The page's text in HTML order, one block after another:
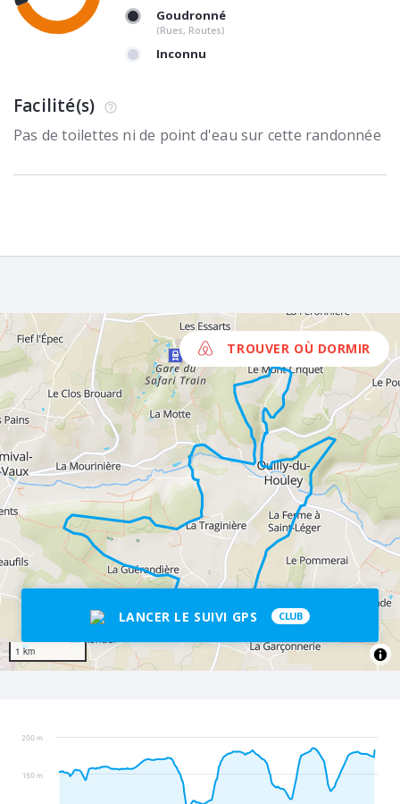
Goudronné
(Rues, Routes)
Inconnu
Facilité(s)
Pas de toilettes ni de point d'eau sur cette randonnée
1 km
TROUVER OÙ DORMIR
LANCER LE SUIVI GPS CLUB
150 m
200 m